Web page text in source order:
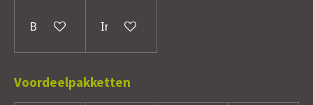
Bekijk details In winkelwagen
Voordeelpakketten